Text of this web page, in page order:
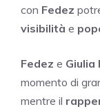
con Fedez
visibilità e
Fedez e Giulia
momento di
mentre il